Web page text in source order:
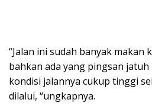
“Jalan ini sudah banyak makan
bahkan ada yang pingsan
kondisi jalannya cukup tinggi
dilalui, “ungkapnya.